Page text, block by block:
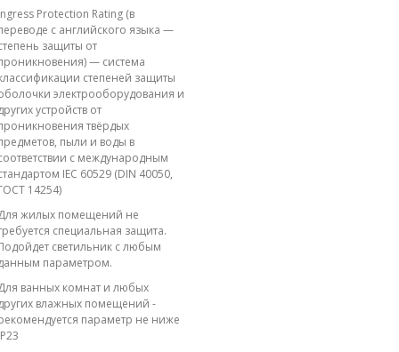
Protection Rating (в
с английского языка —
защиты от
— система
степеней защиты
электрооборудования и
устройств от
твёрдых
пыли и воды в
с международным
IEC 60529 (DIN 40050,
14254)
жилых помещений не
специальная защита.
светильник с любым
параметром.
ванных комнат и любых
влажных помещений -
параметр не ниже